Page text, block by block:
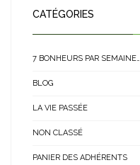
CATÉGORIES
7 BONHEURS PAR SEMAINE…
BLOG
LA VIE PASSÉE
NON CLASSÉ
PANIER DES ADHÉRENTS